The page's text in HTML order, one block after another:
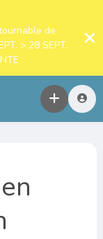
de
> 28 SEPT.